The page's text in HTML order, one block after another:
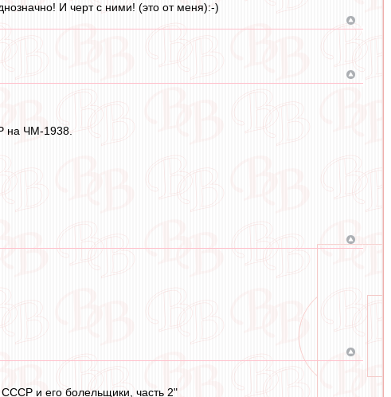
И черт с ними! (это от меня):-)
на ЧМ-1938.
и его болельщики, часть 2"